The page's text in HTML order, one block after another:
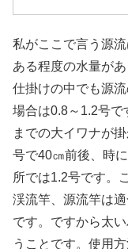
私がここで言う源
ある程度の水量が
仕掛けの中でも源
場合は0.8～1.2号で
までの大イワナが
号で40㎝前後、時
所では1.2号です。
渓流竿、源流竿は
です。ですから太
うことです。使用